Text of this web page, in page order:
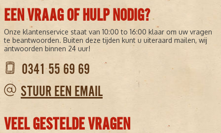
EEN VRAAG OF HULP NODIG?
Onze klantenservice staat van 10:00 to 16:00 klaar om uw vragen
te beantwoorden. Buiten deze tijden kunt u uiteraard mailen, wij
antwoorden binnen 24 uur!
0341 55 69 69
STUUR EEN EMAIL
VEEL GESTELDE VRAGEN